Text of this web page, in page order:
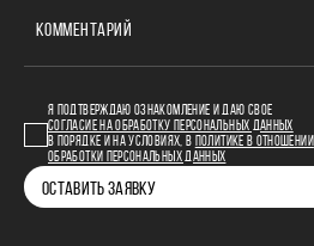
КОММЕНТАРИЙ
Я ПОДТВЕРЖДАЮ ОЗНАКОМЛЕНИЕ И ДАЮ СВОЕ
СОГЛАСИЕ НА ОБРАБОТКУ ПЕРСОНАЛЬНЫХ ДАННЫХ
В ПОРЯДКЕ И НА УСЛОВИЯХ, В
ПОЛИТИКЕ В ОТНОШЕНИИ
ОБРАБОТКИ ПЕРСОНАЛЬНЫХ ДАННЫХ
ОСТАВИТЬ ЗАЯВКУ